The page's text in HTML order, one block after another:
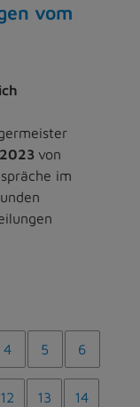
vom
von
im
4 5 6
12 13 14